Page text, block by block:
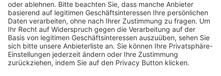
BFV-Geschäftsstellen
Trainerbörse
Login SpielPlus
FOLGE DEM BFV